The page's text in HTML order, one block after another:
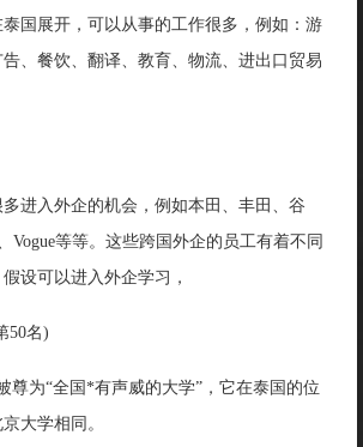
国展开，可以从事的工作很多，例如：游
、餐饮、翻译、教育、物流、进出口贸易
进入外企的机会，例如本田、丰田、谷
Vogue等等。这些跨国外企的员工有着不同
设可以进入外企学习，
50名)
尊为“全国*有声威的大学”，它在泰国的位
大学相同。